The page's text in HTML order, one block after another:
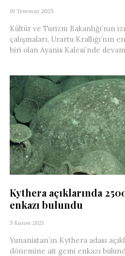
19 Temmuz 2025
Kültür ve Turizm Bakanlığı’nın
çalışmaları, Urartu Krallığı’nın
biri olan Ayanis Kalesi’nde
Kythera açıklarında
enkazı bulundu
5 Kasım 2021
Yunanistan’ın Kythera adası
dönemine ait gemi enkazı